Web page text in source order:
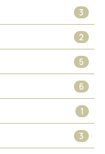
3
2
5
6
1
3